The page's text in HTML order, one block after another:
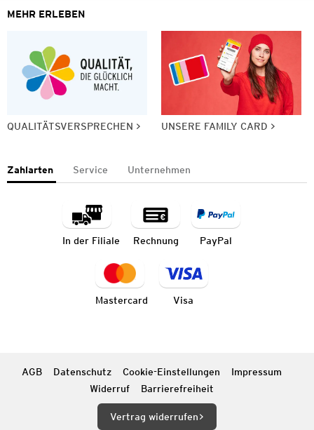
MEHR ERLEBEN
QUALITÄTSVERSPRECHEN UNSERE FAMILY CARD
Zahlarten Service Unternehmen
In der Filiale Rechnung PayPal
Mastercard Visa
AGB Datenschutz Cookie-Einstellungen
Impressum
Widerruf
Barrierefreiheit
Vertrag widerrufen